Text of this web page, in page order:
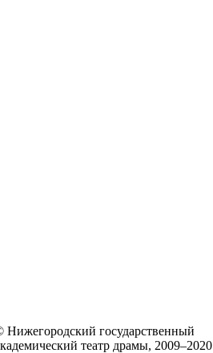
Нижегородский государственный
театр драмы, 2009–2020